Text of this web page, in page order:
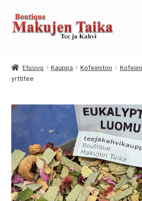
Siirry
navigointiin
Siirry
sisältöön
Kanta-asiakkuusohjelma / loyalty
Kassa
Kauppa
Oma tili
Ostoskori
Etusivu Kauppa Kofeiiniton
yrttitee